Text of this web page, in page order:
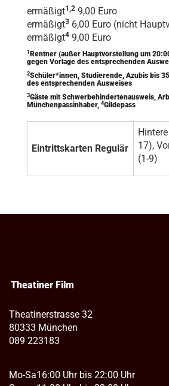
ermäßigt1,2 9,00 Euro
ermäßigt3 6,00 Euro (nicht
ermäßigt4 9,00 Euro
1 Rentner (außer Hauptvorstellung um
gegen Vorlage des entsprechenden
2Schüler*innen, Studierende, Azubis bis
des entsprechenden Ausweises
3Gäste mit Schwerbehindertenausweis,
Münchenpassinhaber, 4Gildepass
Eintrittskarten Regulär
17),
(1-9)
Theatiner Film
Theatinerstrasse 32
80333 München
089 223183
Mo-Sa16:00 Uhr bis 22:00 Uhr